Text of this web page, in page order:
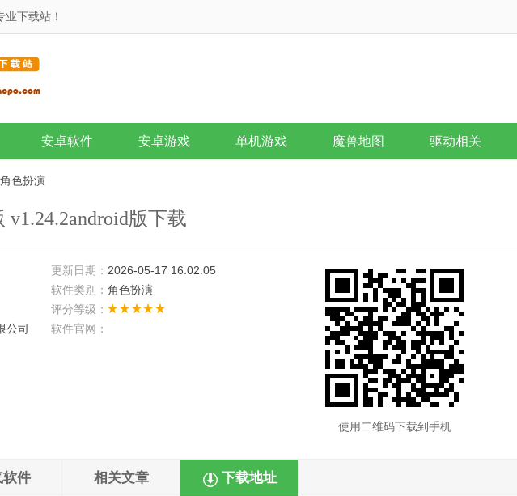
下载站！
安卓软件 安卓游戏 单机游戏 魔兽地图 驱动相关
角色扮演
v1.24.2android版下载
更新日期： 2026-05-17 16:02:05
软件类别： 角色扮演
评分等级：
公司
软件官网：
使用二维码下载到手机
软件 相关文章 下载地址